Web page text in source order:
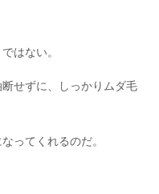
はない。
せずに、しっかりムダ毛
ってくれるのだ。